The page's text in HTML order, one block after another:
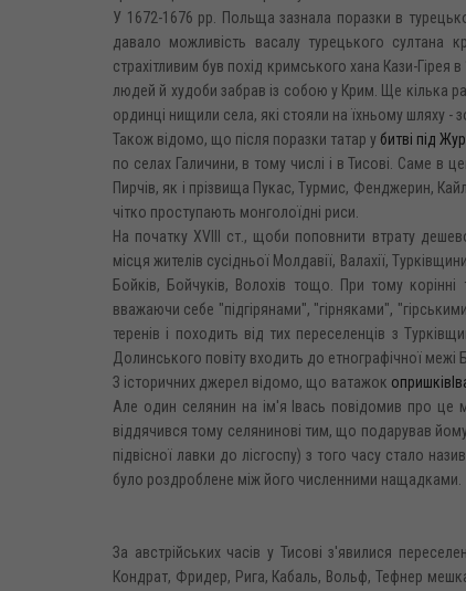
У 1672-1676 pp. Польща зазнала поразки в
давало можливість васалу турецького султана
страхітливим був похід кримського хана Кази-
людей й худоби забрав із собою у Крим. Ще кілька
ординці нищили села, які стояли на їхньому шляху -
Також відомо, що після поразки татар убитві під
по селах Галичини, в тому числі і в Тисові. Саме в
Пирчів, як і прізвища Пукас, Турмис, Фенджерин,
чітко проступають монголоїдні риси.
На початку XVIII ст., щоби поповнити втрату
місця жителів сусідньої Молдавії, Валахії,
Бойків, Бойчуків, Волохів тощо. При тому
вважаючи себе "підгірянами", "гірняками",
теренів і походить від тих переселенців з
Долинського повіту входить до етнографічної межі
З історичних джерел відомо, що ватажок опришків
Але один селянин на ім'я Івась повідомив про це
віддячився тому селянинові тим, що подарував
підвісної лавки до лісгоспу) з того часу стало
було роздроблене між його численними нащадками.
За австрійських часів у Тисові з'явилися
Кондрат, Фридер, Рига, Кабаль, Вольф, Тефнер